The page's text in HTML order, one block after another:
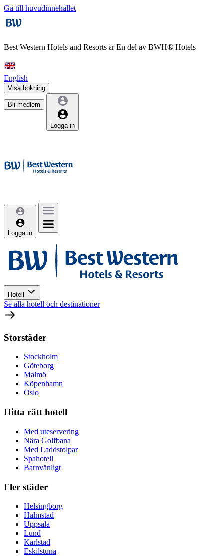
Gå till huvudinnehållet
Best Western Hotels and Resorts ärEn del av BWH® Hotels
English
Visa bokning
Bli medlem
Logga in
Logga in
Hotell
Se alla hotell och destinationer
Storstäder
Stockholm
Göteborg
Malmö
Köpenhamn
Oslo
Hitta rätt hotell
Med uteservering
Nära Golfbana
Med Laddstolpar
Spahotell
Barnvänligt
Fler städer
Helsingborg
Halmstad
Uppsala
Lund
Karlstad
Eskilstuna